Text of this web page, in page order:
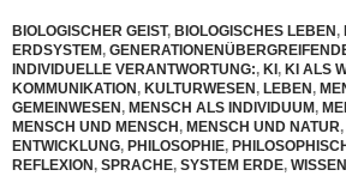
BIOLOGISCHER GEIST, BIOLOGISCHES LEBEN ,
ERDSYSTEM ,
INDIVIDUELLE VERANTWORTUNG:, KI , KI ALS
KOMMUNIKATION , KULTURWESEN , LEBEN ,
GEMEINWESEN , MENSCH ALS INDIVIDUUM ,
MENSCH UND MENSCH , MENSCH UND NATUR,
ENTWICKLUNG, PHILOSOPHIE,
REFLEXION , SPRACHE, SYSTEM ERDE, WISSEN